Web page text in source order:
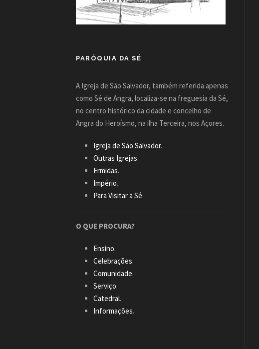
PARÓQUIA DA SÉ
A Igreja de São Salvador, também referida apenas
como Sé de Angra, localiza-se na freguesia da Sé,
no centro histórico da cidade e concelho de
Angra do Heroísmo, na ilha Terceira, nos Açores.
Igreja de São Salvador.
Outras Igrejas.
Ermidas.
Império.
Para Visitar a Sé.
O QUE PROCURA?
Ensino.
Celebrações.
Comunidade.
Serviço.
Catedral.
Informações.